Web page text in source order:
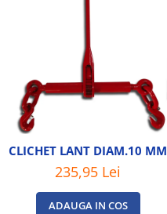
CLICHET LANT DIAM.10 MM
235,95 Lei
ADAUGA IN COS